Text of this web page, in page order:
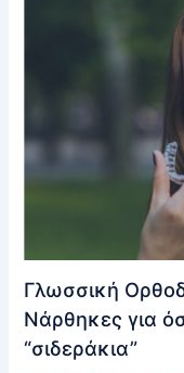
Γλωσσική
Νάρθηκες για
“σιδεράκια”